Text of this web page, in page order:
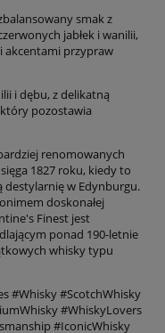
smak z
jabłek i wanilii,
akcentami przypraw
i dębu, z delikatną
pozostawia
renomowanych
1827 roku, kiedy to
destylarnię w Edynburgu.
doskonałej
Finest jest
ponad 190-letnie
whisky typu
#Whisky #ScotchWhisky
#WhiskyLovers
#IconicWhisky